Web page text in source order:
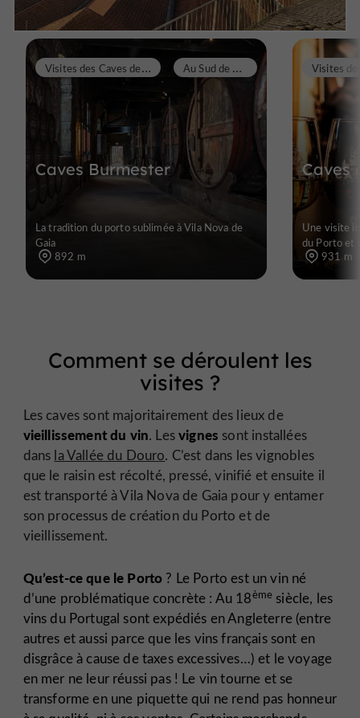
Caves Burmester
V
isites des Caves de Porto A
u Sud de Porto
La tradition du porto sublimée à Vila Nova de
Gaia
892 m
Caves
Une visite
du Porto et
931 m
Comment se déroulent les
visites ?
Les caves sont majoritairement des lieux de
vieillissement du vin. Lesvignes sont installées
dans la Vallée du Douro. C’est dans les vignobles
que le raisin est récolté, pressé, vinifié et ensuite il
est transporté à Vila Nova de Gaia pour y entamer
son processus de création du Porto et de
vieillissement.
Qu’est-ce que le Porto ? Le Porto est un vin né
d’une problématique concrète : Au 18ème siècle, les
vins du Portugal sont expédiés en Angleterre (entre
autres et aussi parce que les vins français sont en
disgrâce à cause de taxes excessives…) et le voyage
en mer ne leur réussi pas ! Le vin tourne et se
transforme en une piquette qui ne rend pas honneur